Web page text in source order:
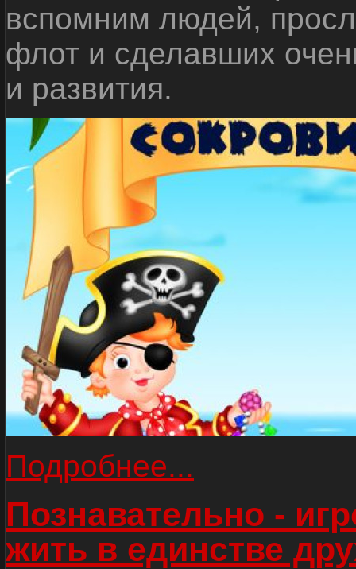
вспомним людей,
флот и сделавших
и развития.
Подробнее...
Познавательно -
жить в единстве